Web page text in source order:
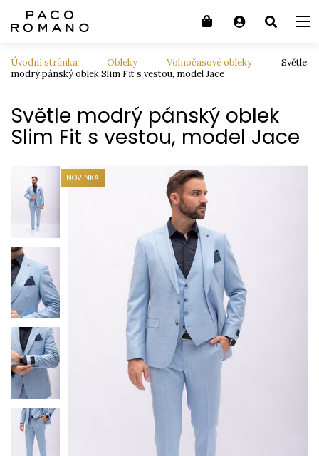
Úvodní stránka Obleky Volnočasové obleky
Světle
modrý pánský oblek Slim Fit s vestou, model Jace
Světle modrý pánský oblek
Slim Fit s vestou, model Jace
NOVINKA